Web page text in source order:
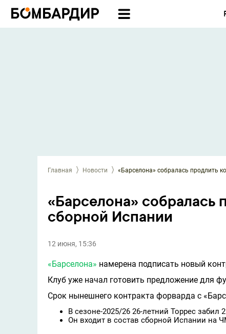
Главная Новости «Барселона» собралась продлить
«Барселона» собралась
сборной Испании
12 июня, 15:36
«Барселона» намерена подписать новый
Клуб уже начал готовить предложение для
Срок нынешнего контракта форварда с
В сезоне-2025/26 26-летний Торрес забил
Он входит в состав сборной Испании на